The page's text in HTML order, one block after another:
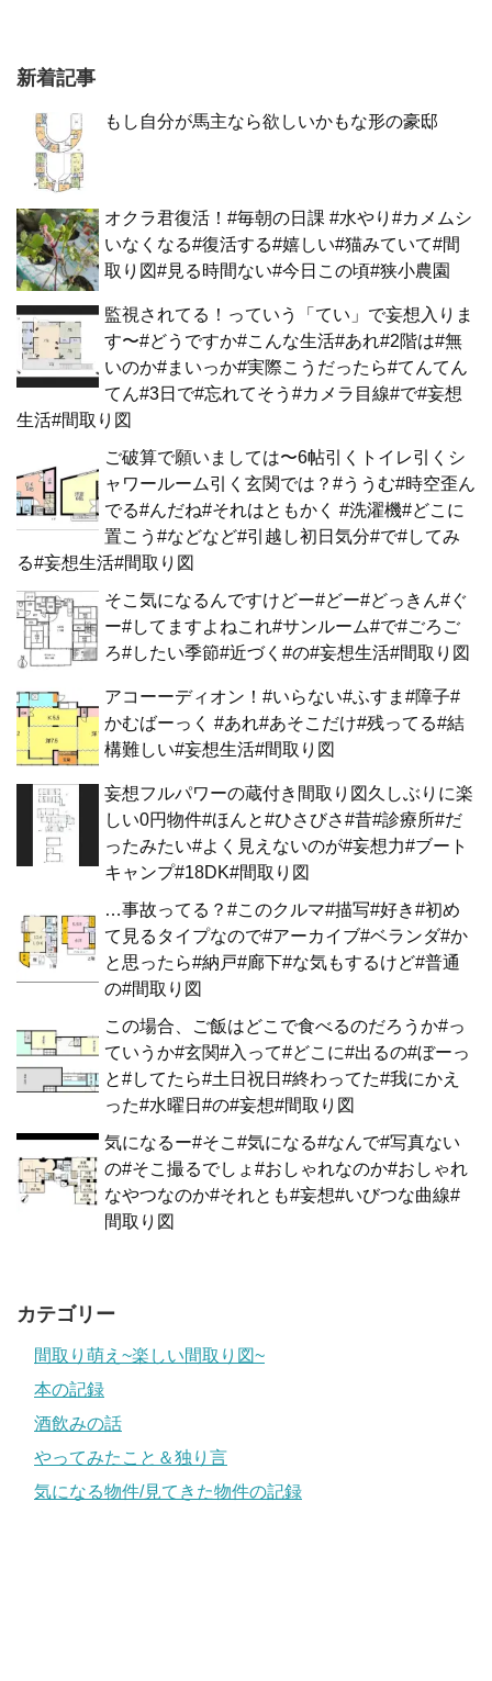
新着記事
もし自分が馬主なら欲しいかもな形の豪邸
オクラ君復活！#毎朝の日課 #水やり#カメムシ
いなくなる#復活する#嬉しい#猫みていて#間
取り図#見る時間ない#今日この頃#狭小農園
監視されてる！っていう「てい」で妄想入りま
す〜#どうですか#こんな生活#あれ#2階は#無
いのか#まいっか#実際こうだったら#てんてん
てん#3日で#忘れてそう#カメラ目線#で#妄想
生活#間取り図
ご破算で願いましては〜6帖引くトイレ引くシ
ャワールーム引く玄関では？#ううむ#時空歪ん
でる#んだね#それはともかく #洗濯機#どこに
置こう#などなど#引越し初日気分#で#してみ
る#妄想生活#間取り図
そこ気になるんですけどー#どー#どっきん#ぐ
ー#してますよねこれ#サンルーム#で#ごろご
ろ#したい季節#近づく#の#妄想生活#間取り図
アコーーディオン！#いらない#ふすま#障子#
かむばーっく #あれ#あそこだけ#残ってる#結
構難しい#妄想生活#間取り図
妄想フルパワーの蔵付き間取り図久しぶりに楽
しい0円物件#ほんと#ひさびさ#昔#診療所#だ
ったみたい#よく見えないのが#妄想力#ブート
キャンプ#18DK#間取り図
…事故ってる？#このクルマ#描写#好き#初め
て見るタイプなので#アーカイブ#ベランダ#か
と思ったら#納戸#廊下#な気もするけど#普通
の#間取り図
この場合、ご飯はどこで食べるのだろうか#っ
ていうか#玄関#入って#どこに#出るの#ぼーっ
と#してたら#土日祝日#終わってた#我にかえ
った#水曜日#の#妄想#間取り図
気になるー#そこ#気になる#なんで#写真ない
の#そこ撮るでしょ#おしゃれなのか#おしゃれ
なやつなのか#それとも#妄想#いびつな曲線#
間取り図
カテゴリー
間取り萌え~楽しい間取り図~
本の記録
酒飲みの話
やってみたこと＆独り言
気になる物件/見てきた物件の記録